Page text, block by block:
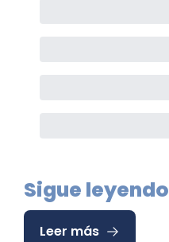
Sigue leyendo
Leer más